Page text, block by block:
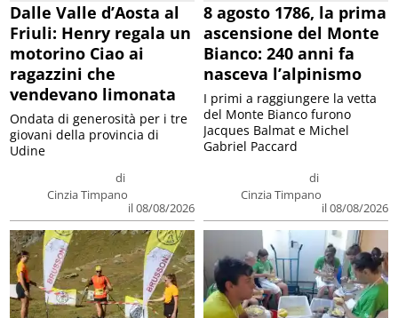
Dalle Valle d’Aosta al
Friuli: Henry regala un
motorino Ciao ai
ragazzini che
vendevano limonata
di
Cinzia Timpano
il 08/08/2026
Ondata di generosità per i tre
giovani della provincia di
Udine
8 agosto 1786, la prima
ascensione del Monte
Bianco: 240 anni fa
nasceva l’alpinismo
di
Cinzia Timpano
il 08/08/2026
I primi a raggiungere la vetta
del Monte Bianco furono
Jacques Balmat e Michel
Gabriel Paccard